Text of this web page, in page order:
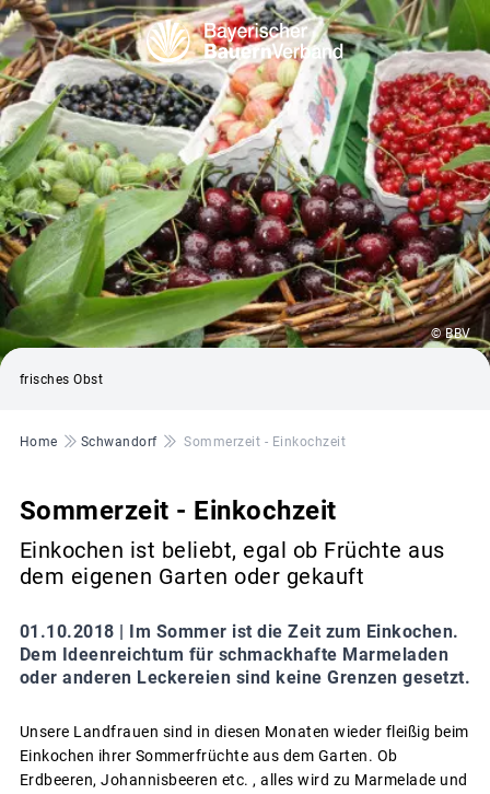
© BBV
frisches Obst
Pfadnavigation
Home Schwandorf Sommerzeit - Einkochzeit
Sommerzeit - Einkochzeit
Einkochen ist beliebt, egal ob Früchte aus
dem eigenen Garten oder gekauft
01.10.2018 |
Im Sommer ist die Zeit zum Einkochen.
Dem Ideenreichtum für schmackhafte Marmeladen
oder anderen Leckereien sind keine Grenzen gesetzt.
Unsere Landfrauen sind in diesen Monaten wieder fleißig beim
Einkochen ihrer Sommerfrüchte aus dem Garten. Ob
Erdbeeren, Johannisbeeren etc. , alles wird zu Marmelade und